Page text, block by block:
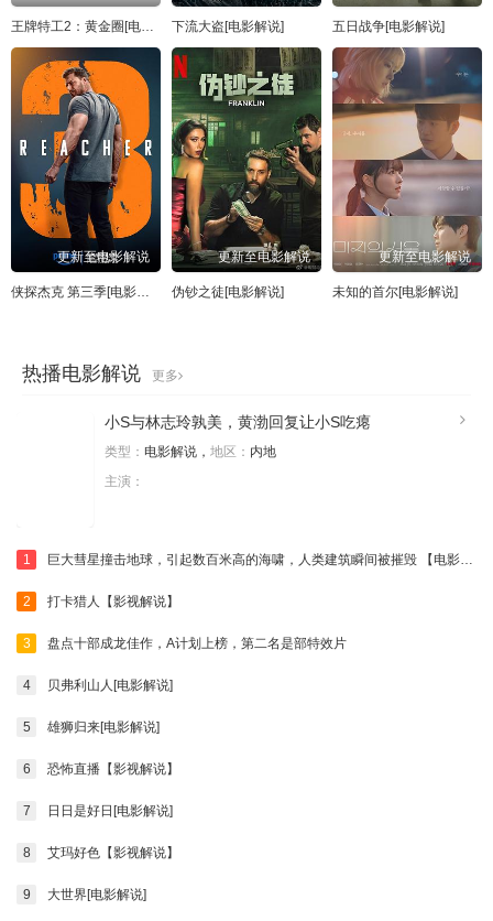
王牌特工2：黄金圈[电影解说] 下流大盗[电影解说] 五日战争[电影解说]
更新至电影解说
侠探杰克 第三季[电影解说]
更新至电影解说
伪钞之徒[电影解说]
更新至电影解说
未知的首尔[电影解说]
热播电影解说 更多
小S与林志玲孰美，黄渤回复让小S吃瘪
类型： 电影解说， 地区： 内地
主演：
1 巨大彗星撞击地球，引起数百米高的海啸，人类建筑瞬间被摧毁 【电影迷小雅】
2 打卡猎人【影视解说】
3 盘点十部成龙佳作，A计划上榜，第二名是部特效片
4 贝弗利山人[电影解说]
5 雄狮归来[电影解说]
6 恐怖直播【影视解说】
7 日日是好日[电影解说]
8 艾玛好色【影视解说】
9 大世界[电影解说]